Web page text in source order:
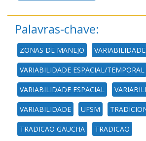
Palavras-chave:
ZONAS DE MANEJO
VARIABILIDADE ESPACIAL/TEMPORAL
VARIABILIDADE ESPACIAL
VARIABILIDADE UFSM
TRADICAO GAUCHA TRADICAO